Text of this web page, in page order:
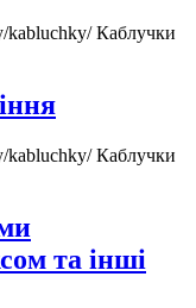
kabluchky/Каблучки
kabluchky/Каблучки
та інші